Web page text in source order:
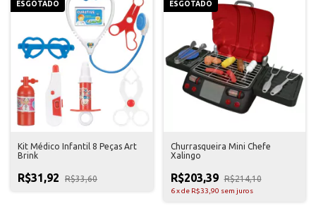
ESGOTADO
Kit Médico Infantil 8 Peças Art
Brink
R$31,92 R$33,60
ESGOTADO
Churrasqueira Mini Chefe
Xalingo
R$203,39 R$214,10
6 xde R$33,90 sem juros